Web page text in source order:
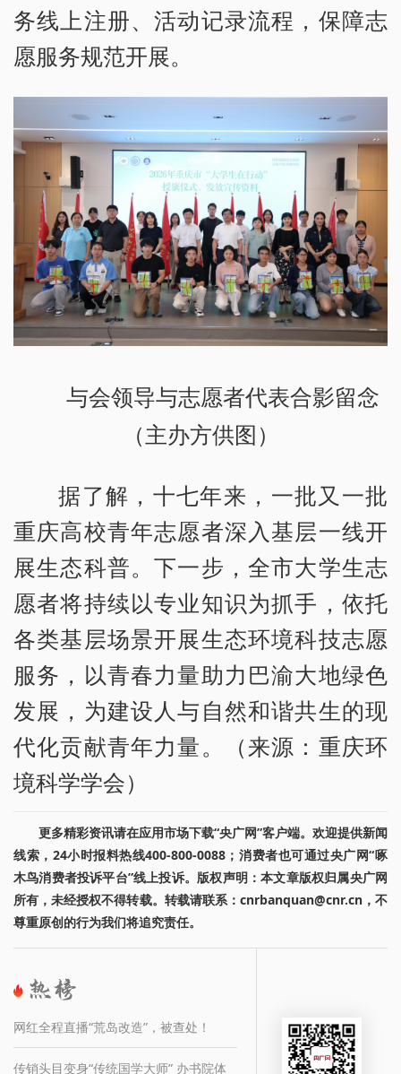
务线上注册、活动记录流程，保障志
愿服务规范开展。
与会领导与志愿者代表合影留念
（主办方供图）
据了解，十七年来，一批又一批
重庆高校青年志愿者深入基层一线开
展生态科普。下一步，全市大学生志
愿者将持续以专业知识为抓手，依托
各类基层场景开展生态环境科技志愿
服务，以青春力量助力巴渝大地绿色
发展，为建设人与自然和谐共生的现
代化贡献青年力量。（来源：重庆环
境科学学会）
更多精彩资讯请在应用市场下载“央广网”客户端。欢迎提供新闻
线索，24小时报料热线400-800-0088；消费者也可通过央广网“啄
木鸟消费者投诉平台”线上投诉。版权声明：本文章版权归属央广网
所有，未经授权不得转载。转载请联系：cnrbanquan@cnr.cn，不
尊重原创的行为我们将追究责任。
网红全程直播“荒岛改造”，被查处！
传销头目变身“传统国学大师” 办书院体